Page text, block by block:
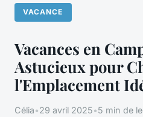
VACANCE
Vacances en
Astucieux pour
l'Emplacement
Célia•29 avril 2025•5 min de